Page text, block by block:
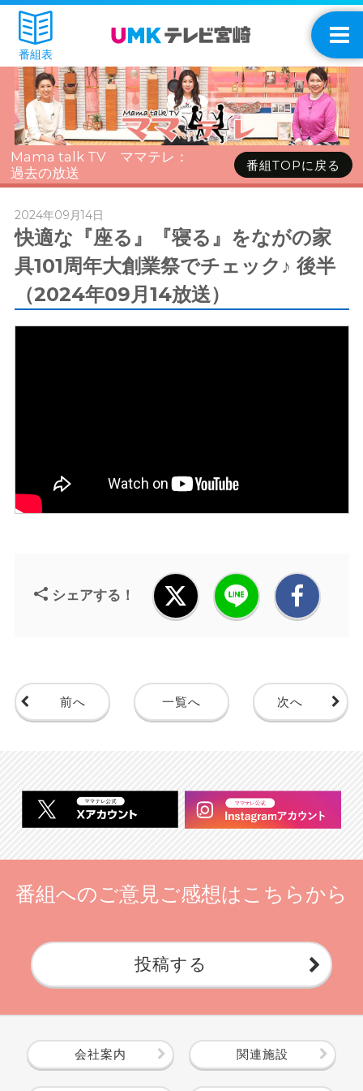
番組表
Mama talk TV ママテレ：
過去の放送
番組TOPに戻る
2024年09月14日
快適な『座る』『寝る』をながの家
具101周年大創業祭でチェック♪ 後半
（2024年09月14放送）
シェアする！
前へ 一覧へ 次へ
番組へのご意見ご感想はこちらから
投稿する
会社案内 関連施設